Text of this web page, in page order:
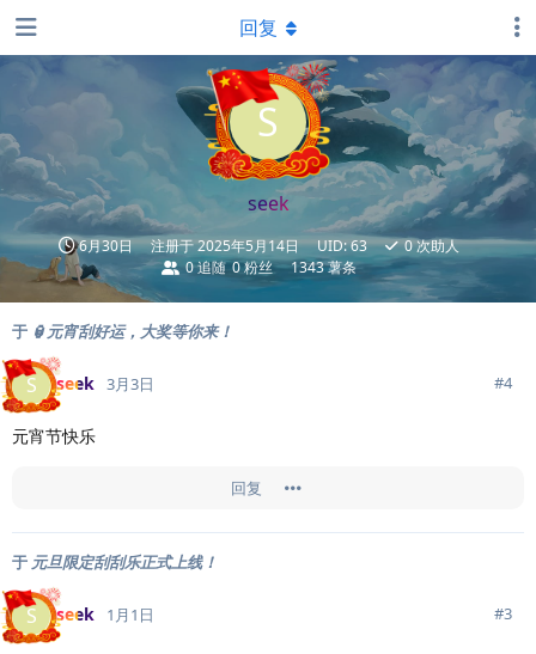
S
seek
6月30日 注册于2025年5月14日 UID:63 0次助人
0追随 0粉丝 1343 薯条
回复
于 🏮元宵刮好运，大奖等你来！
S seek 3月3日 #4
元宵节快乐
回复
于 元旦限定刮刮乐正式上线！
S seek 1月1日 #3